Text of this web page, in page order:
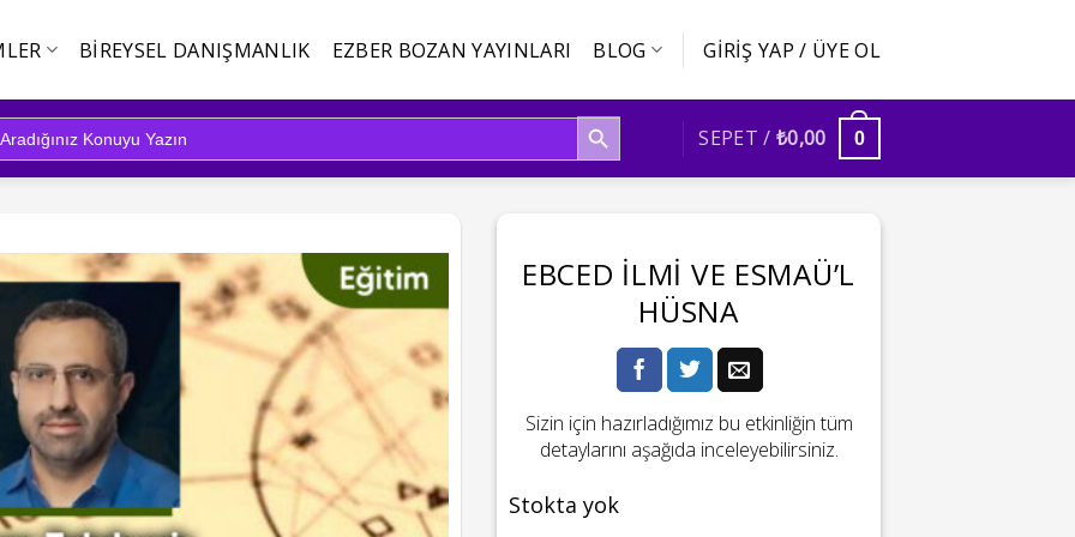
BIREYSEL DANIŞMANLIK EZBER BOZAN YAYINLARI BLOG GIRIŞ YAP / ÜYE OL
SEARCH BUTTON
SEPET / ₺0,00 0
EBCED İLMI VE ESMAÜ’L
HÜSNA
Sizin için hazırladığımız bu etkinliğin tüm
detaylarını aşağıda inceleyebilirsiniz.
Stokta yok